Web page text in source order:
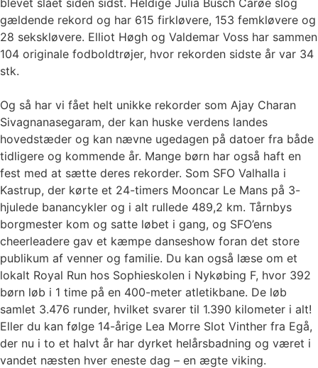
gældende rekord og har 615 firkløvere, 153 femkløvere og
28 sekskløvere. Elliot Høgh og Valdemar Voss har sammen
104 originale fodboldtrøjer, hvor rekorden sidste år var 34
stk.
Og så har vi fået helt unikke rekorder som Ajay Charan
Sivagnanasegaram, der kan huske verdens landes
hovedstæder og kan nævne ugedagen på datoer fra både
tidligere og kommende år. Mange børn har også haft en
fest med at sætte deres rekorder. Som SFO Valhalla i
Kastrup, der kørte et 24-timers Mooncar Le Mans på 3-
hjulede banancykler og i alt rullede 489,2 km. Tårnbys
borgmester kom og satte løbet i gang, og SFO’ens
cheerleadere gav et kæmpe danseshow foran det store
publikum af venner og familie. Du kan også læse om et
lokalt Royal Run hos Sophieskolen i Nykøbing F, hvor 392
børn løb i 1 time på en 400-meter atletikbane. De løb
samlet 3.476 runder, hvilket svarer til 1.390 kilometer i alt!
Eller du kan følge 14-årige Lea Morre Slot Vinther fra Egå,
der nu i to et halvt år har dyrket helårsbadning og været i
vandet næsten hver eneste dag – en ægte viking.